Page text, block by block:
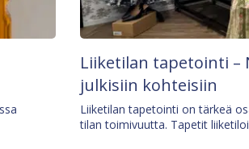
Liiketilan tapetointi –
julkisiin kohteisiin
Liiketilan tapetointi on tärkeä
tilan toimivuutta. Tapetit